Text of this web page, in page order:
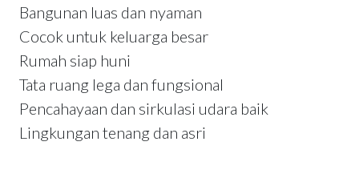
Bangunan luas dan nyaman
Cocok untuk keluarga besar
Rumah siap huni
Tata ruang lega dan fungsional
Pencahayaan dan sirkulasi udara baik
Lingkungan tenang dan asri